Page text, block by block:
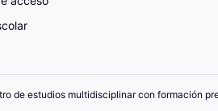
de estudios multidisciplinar con formación